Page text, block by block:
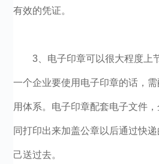
有效的凭证。
3、电子印章可以很大程度上
一个企业要使用电子印章的话，
用体系。电子印章配套电子文件
同打印出来加盖公章以后通过快
己送过去。